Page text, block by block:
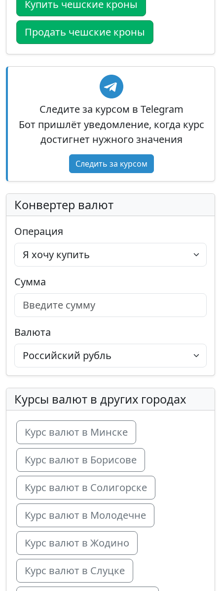
Купить чешские кроны
Продать чешские кроны
Следите за курсом в Telegram
Бот пришлёт уведомление, когда курс
достигнет нужного значения
Следить за курсом
Конвертер валют
Операция
Сумма
Валюта
Курсы валют в других городах
Курс валют в Минске
Курс валют в Борисове
Курс валют в Солигорске
Курс валют в Молодечне
Курс валют в Жодино
Курс валют в Слуцке